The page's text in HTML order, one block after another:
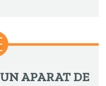
APARAT DE